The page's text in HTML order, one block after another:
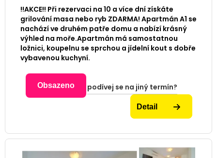
!!AKCE!! Při rezervaci na 10 a více dní získáte
grilování masa nebo ryb ZDARMA! Apartmán A1 se
nachází ve druhém patře domu a nabízí krásný
výhled na moře.Apartmán má samostatnou
ložnici, koupelnu se sprchou a jídelní kout s dobře
vybavenou kuchyní.
Obsazeno podívej se na jiný termín?
Detail